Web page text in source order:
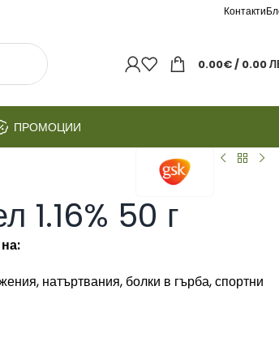
Контакти
0.00€/ 0.00
ПРОМОЦИИ
50 г
натъртвания, болки в гърба, спортни